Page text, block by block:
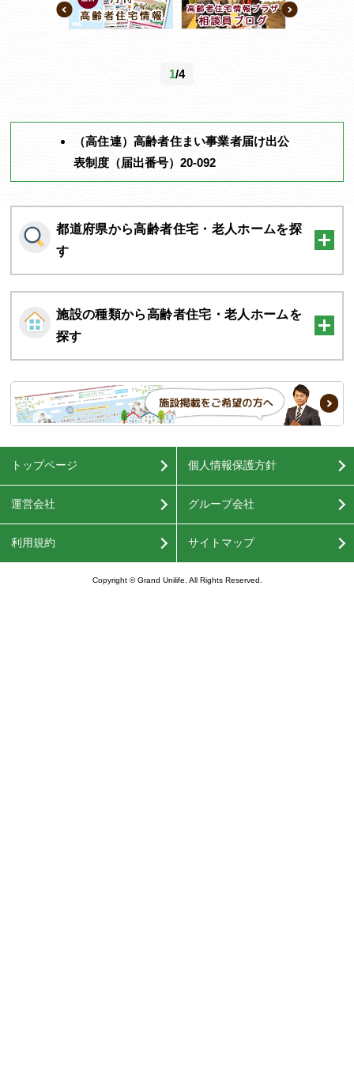
1/4
（高住連）高齢者住まい事業者届け出公
表制度（届出番号）20-092
都道府県から高齢者住宅・老人ホームを探
す
施設の種類から高齢者住宅・老人ホームを
探す
トップページ 個人情報保護方針
運営会社 グループ会社
利用規約 サイトマップ
Copyright © Grand Unilife. All Rights Reserved.